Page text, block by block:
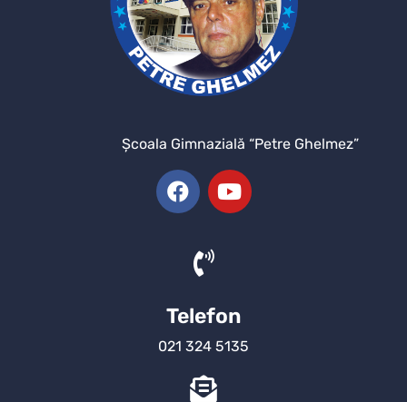
Şcoala Gimnazială “Petre Ghelmez”
Telefon
021 324 5135